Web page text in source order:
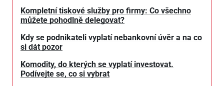
Kompletní tiskové služby pro firmy: Co všechno
můžete pohodlně delegovat?
Kdy se podnikateli vyplatí nebankovní úvěr a na co
si dát pozor
Komodity, do kterých se vyplatí investovat.
Podívejte se, co si vybrat